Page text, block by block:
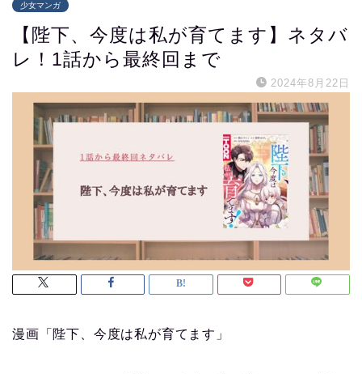
少女マンガ
【陛下、今度は私が育てます】ネタバ
レ！1話から最終回まで
2024年8月22日
漫画「陛下、今度は私が育てます」